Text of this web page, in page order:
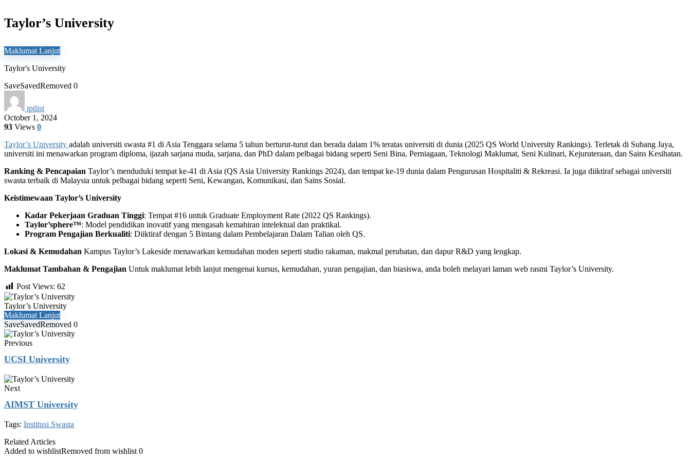
Taylor’s University
Maklumat Lanjut
Taylor's University
SaveSavedRemoved 0
iptlist
October 1, 2024
93 Views 0
Taylor’s University adalah universiti swasta #1 di Asia Tenggara selama 5 tahun berturut-turut dan berada dalam 1% teratas universiti di dunia (2025 QS World University Rankings). Terletak di Subang Jaya,
universiti ini menawarkan program diploma, ijazah sarjana muda, sarjana, dan PhD dalam pelbagai bidang seperti Seni Bina, Perniagaan, Teknologi Maklumat, Seni Kulinari, Kejuruteraan, dan Sains Kesihatan.
Ranking & Pencapaian Taylor’s menduduki tempat ke-41 di Asia (QS Asia University Rankings 2024), dan tempat ke-19 dunia dalam Pengurusan Hospitaliti & Rekreasi. Ia juga diiktiraf sebagai universiti
swasta terbaik di Malaysia untuk pelbagai bidang seperti Seni, Kewangan, Komunikasi, dan Sains Sosial.
Keistimewaan Taylor’s University
Kadar Pekerjaan Graduan Tinggi: Tempat #16 untuk Graduate Employment Rate (2022 QS Rankings).
Taylor’sphere™: Model pendidikan inovatif yang mengasah kemahiran intelektual dan praktikal.
Program Pengajian Berkualiti: Diiktiraf dengan 5 Bintang dalam Pembelajaran Dalam Talian oleh QS.
Lokasi & Kemudahan Kampus Taylor’s Lakeside menawarkan kemudahan moden seperti studio rakaman, makmal perubatan, dan dapur R&D yang lengkap.
Maklumat Tambahan & Pengajian Untuk maklumat lebih lanjut mengenai kursus, kemudahan, yuran pengajian, dan biasiswa, anda boleh melayari laman web rasmi Taylor’s University.
Post Views: 62
Taylor’s University
Maklumat Lanjut
SaveSavedRemoved 0
Previous
UCSI University
Next
AIMST University
Tags: Institusi Swasta
Related Articles
Added to wishlistRemoved from wishlist 0